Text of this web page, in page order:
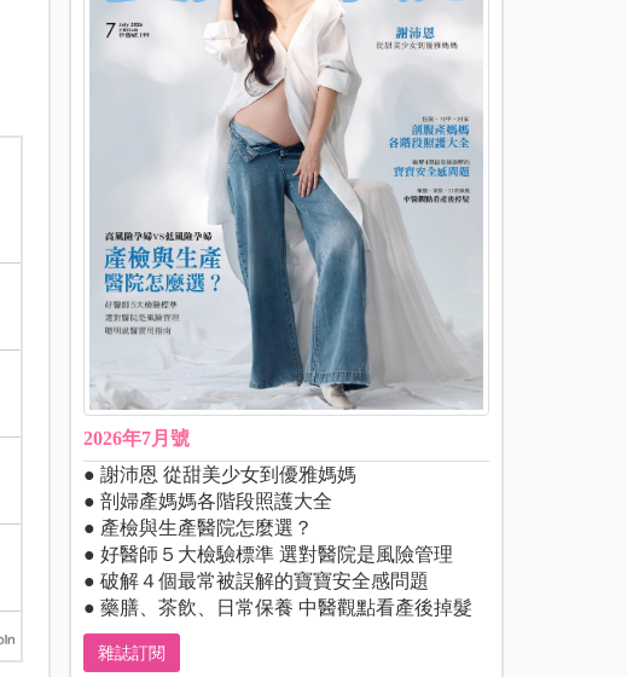
2026年7月號
● 謝沛恩 從甜美少女到優雅媽媽
● 剖婦產媽媽各階段照護大全
● 產檢與生產醫院怎麼選？
● 好醫師５大檢驗標準 選對醫院是風險管理
● 破解４個最常被誤解的寶寶安全感問題
● 藥膳、茶飲、日常保養 中醫觀點看產後掉髮
雜誌訂閱